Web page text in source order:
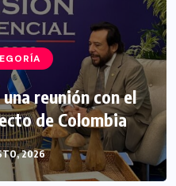
reunión con el
de Colombia
2026